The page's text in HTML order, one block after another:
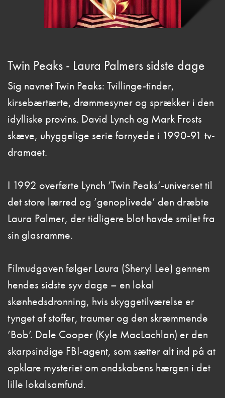
Twin Peaks - Laura Palmers sidste dage
Sig navnet Twin Peaks: Tvillinge-tinder,
kirsebærtærte, drømmesyner og sprækker i den
idylliske provins. David Lynch og Mark Frosts
skæve, uhyggelige serie fornyede i 1990-91 tv-
dramaet.
I 1992 overførte Lynch ’Twin Peaks’-universet til
det store lærred og ’genoplivede’ den dræbte
Laura Palmer, der tidligere blot havde smilet fra
sin glasramme.
Filmudgaven følger Laura (Sheryl Lee) gennem
hendes sidste syv dage – en lokal
skønhedsdronning, hvis skyggetilværelse er
tynget af stoffer, traumer og den skræmmende
’Bob’. Dale Cooper (Kyle MacLachlan) er den
skarpsindige FBI-agent, som sætter alt ind på at
opklare mysteriet om ondskabens hærgen i det
lille lokalsamfund.